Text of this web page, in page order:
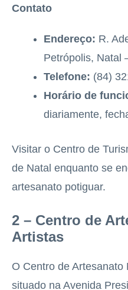
Contato
Endereço: R.
Petrópolis, Natal
Telefone: (84)
Horário de
diariamente,
Visitar o Centro de
de Natal enquanto se
artesanato potiguar.
2 – Centro de
Artistas
O Centro de Artesanato
situado na Avenida